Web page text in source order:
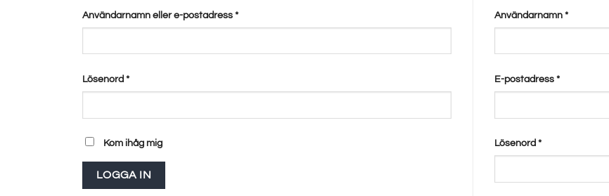
Användarnamn eller e-postadress *Obligatoriskt
Lösenord *Obligatoriskt
Kom ihåg mig
LOGGA IN
Användarnamn *
E-postadress *
Lösenord *Obligatoriskt